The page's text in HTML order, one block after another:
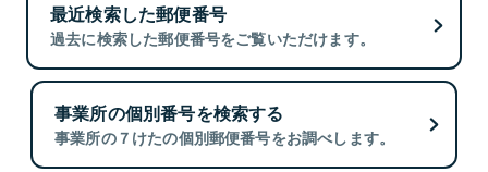
最近検索した郵便番号
過去に検索した郵便番号をご覧いただけます。
事業所の個別番号を検索する
事業所の７けたの個別郵便番号をお調べします。